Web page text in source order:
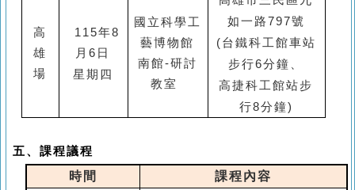
高
雄
場
115年8
月6 日
星期四
國立科學工
藝博物館
南館-研討
教室
如一路797號
(台鐵科工館車站
步行6分鐘、
高捷科工館站步
行8分鐘)
五、課程議程
時間 課程內容